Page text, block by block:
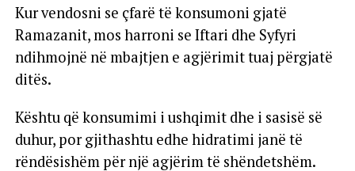
Kur vendosni se çfarë të konsumoni gjatë
Ramazanit, mos harroni se Iftari dhe Syfyri
ndihmojnë në mbajtjen e agjërimit tuaj përgjatë
ditës.
Kështu që konsumimi i ushqimit dhe i sasisë së
duhur, por gjithashtu edhe hidratimi janë të
rëndësishëm për një agjërim të shëndetshëm.